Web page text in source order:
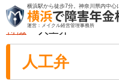
横浜駅から徒歩7分。神奈川県内中心
運営：メイクル経営管理事務所
横浜で障害年金相談な
特徴> 人工弁
人工弁